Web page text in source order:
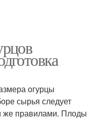
огурцы
сырья следует
же правилами. Плоды